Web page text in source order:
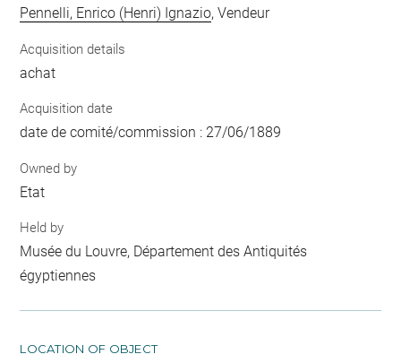
Pennelli, Enrico (Henri) Ignazio, Vendeur
Acquisition details
achat
Acquisition date
date de comité/commission : 27/06/1889
Owned by
Etat
Held by
Musée du Louvre, Département des Antiquités
égyptiennes
LOCATION OF OBJECT